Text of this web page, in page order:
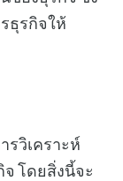
ธุรกิจให้
รวิเคราะห์
โดยสิ่งนี้จะ